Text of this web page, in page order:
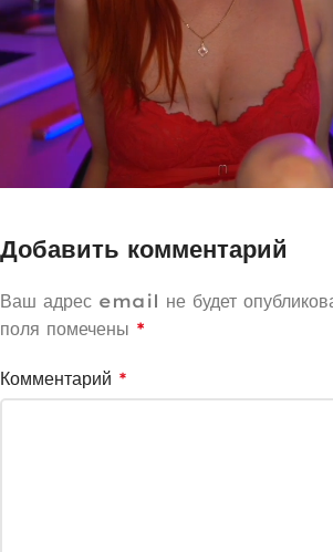
Добавить комментарий
Ваш адрес email не будет
поля помечены *
Комментарий *